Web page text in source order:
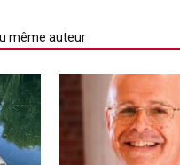
même auteur